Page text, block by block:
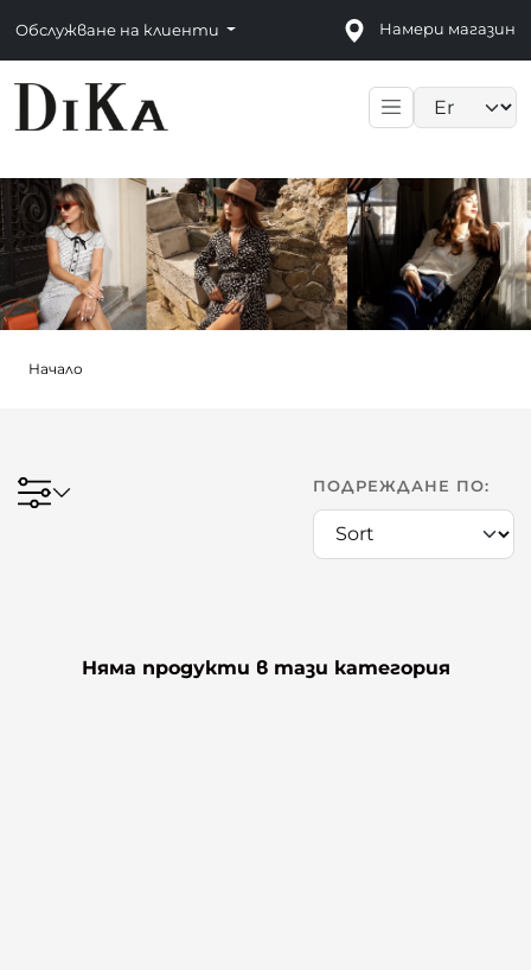
Обслужване на клиенти Намери магазин
Начало
ПОДРЕЖДАНЕ ПО:
Няма продукти в тази категория